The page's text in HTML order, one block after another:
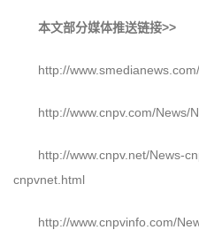
本文部分媒体推送链接>>
http://
http://www.cnpv.com/News/
http://www.cnpv.net/News-
cnpvnet.html
http://www.cnpvinfo.com/